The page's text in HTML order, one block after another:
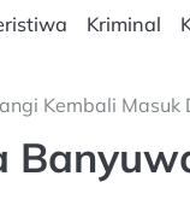
Kriminal
Kembali Masuk